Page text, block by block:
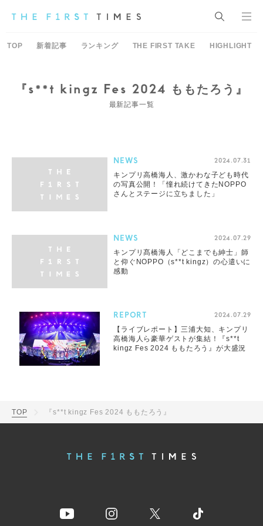
TOP 新着記事 ランキング THE FIRST TAKE HIGHLIGHT
『s**t kingz Fes 2024 ももたろう』
最新記事一覧
NEWS 2024.07.31
キンプリ高橋海人、激かわな子ども時代
の写真公開！「憧れ続けてきたNOPPO
さんとステージに立ちました」
NEWS 2024.07.29
キンプリ髙橋海人「どこまでも紳士」師
と仰ぐNOPPO（s**t kingz）の心遣いに
感動
REPORT 2024.07.29
【ライブレポート】三浦大知、キンプリ
高橋海人ら豪華ゲストが集結！『s**t
kingz Fes 2024 ももたろう』が大盛況
TOP 『s**t kingz Fes 2024 ももたろう』